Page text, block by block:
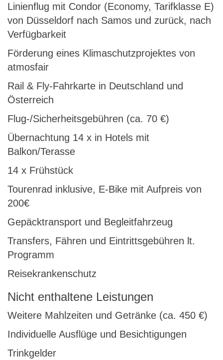
Linienflug mit Condor (Economy, Tarifklasse E)
von Düsseldorf nach Samos und zurück, nach
Verfügbarkeit
Förderung eines Klimaschutzprojektes von
atmosfair
Rail & Fly-Fahrkarte in Deutschland und
Österreich
Flug-/Sicherheitsgebühren (ca. 70 €)
Übernachtung 14 x in Hotels mit
Balkon/Terasse
14 x Frühstück
Tourenrad inklusive, E-Bike mit Aufpreis von
200€
Gepäcktransport und Begleitfahrzeug
Transfers, Fähren und Eintrittsgebühren lt.
Programm
Reisekrankenschutz
Nicht enthaltene Leistungen
Weitere Mahlzeiten und Getränke (ca. 450 €)
Individuelle Ausflüge und Besichtigungen
Trinkgelder